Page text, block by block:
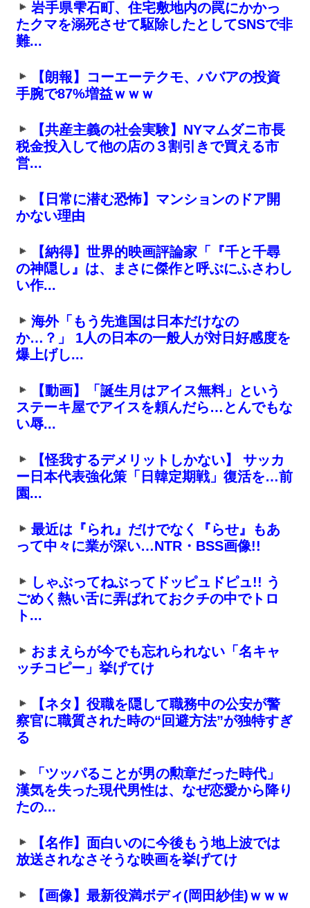
岩手県雫石町、住宅敷地内の罠にかかっ
たクマを溺死させて駆除したとしてSNSで非
難...
【朗報】コーエーテクモ、ババアの投資
手腕で87%増益ｗｗｗ
【共産主義の社会実験】NYマムダニ市長
税金投入して他の店の３割引きで買える市
営...
【日常に潜む恐怖】マンションのドア開
かない理由
【納得】世界的映画評論家「『千と千尋
の神隠し』は、まさに傑作と呼ぶにふさわし
い作...
海外「もう先進国は日本だけなの
か…？」 1人の日本の一般人が対日好感度を
爆上げし...
【動画】「誕生月はアイス無料」という
ステーキ屋でアイスを頼んだら…とんでもな
い辱...
【怪我するデメリットしかない】 サッカ
ー日本代表強化策「日韓定期戦」復活を…前
園...
最近は『られ』だけでなく『らせ』もあ
って中々に業が深い…NTR・BSS画像!!
しゃぶってねぶってドッピュドピュ!! う
ごめく熱い舌に弄ばれておクチの中でトロ
ト...
おまえらが今でも忘れられない「名キャ
ッチコピー」挙げてけ
【ネタ】役職を隠して職務中の公安が警
察官に職質された時の“回避方法”が独特すぎ
る
「ツッパることが男の勲章だった時代」
漢気を失った現代男性は、なぜ恋愛から降り
たの...
【名作】面白いのに今後もう地上波では
放送されなさそうな映画を挙げてけ
【画像】最新役満ボディ(岡田紗佳)ｗｗｗ